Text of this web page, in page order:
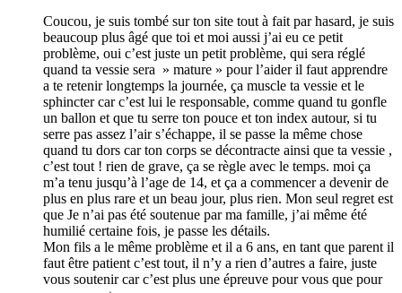
Coucou, je suis tombé sur ton site tout à fait par hasard, je suis
beaucoup plus âgé que toi et moi aussi j’ai eu ce petit
problème, oui c’est juste un petit problème, qui sera réglé
quand ta vessie sera » mature » pour l’aider il faut apprendre
a te retenir longtemps la journée, ça muscle ta vessie et le
sphincter car c’est lui le responsable, comme quand tu gonfle
un ballon et que tu serre ton pouce et ton index autour, si tu
serre pas assez l’air s’échappe, il se passe la même chose
quand tu dors car ton corps se décontracte ainsi que ta vessie ,
c’est tout ! rien de grave, ça se règle avec le temps. moi ça
m’a tenu jusqu’à l’age de 14, et ça a commencer a devenir de
plus en plus rare et un beau jour, plus rien. Mon seul regret est
que Je n’ai pas été soutenue par ma famille, j’ai même été
humilié certaine fois, je passe les détails.
Mon fils a le même problème et il a 6 ans, en tant que parent il
faut être patient c’est tout, il n’y a rien d’autres a faire, juste
vous soutenir car c’est plus une épreuve pour vous que pour